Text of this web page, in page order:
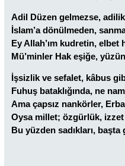
Adil Düzen gelmezse,
İslam’a dönülmeden,
Ey Allah’ım kudretin, elbet
Mü’minler Hak eşiğe,
İşsizlik ve sefalet, kâbus
Fuhuş bataklığında, ne
Ama çapsız nankörler,
Oysa millet; özgürlük,
Bu yüzden sadıkları,